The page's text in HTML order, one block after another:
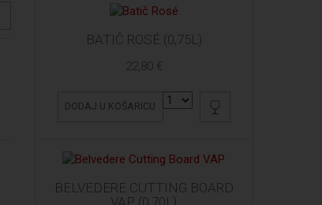
BATIČ ROSÉ (0,75L)
22,80 €
DODAJ U KOŠARICU
BELVEDERE CUTTING BOARD
VAP (0,70L)